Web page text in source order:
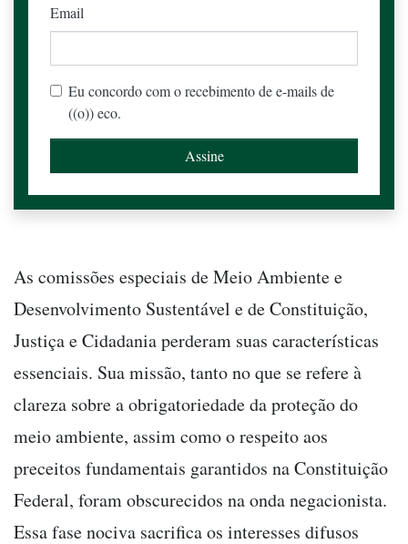
Email
Eu concordo com o recebimento de e-mails de
((o)) eco.
As comissões especiais de Meio Ambiente e
Desenvolvimento Sustentável e de Constituição,
Justiça e Cidadania perderam suas características
essenciais. Sua missão, tanto no que se refere à
clareza sobre a obrigatoriedade da proteção do
meio ambiente, assim como o respeito aos
preceitos fundamentais garantidos na Constituição
Federal, foram obscurecidos na onda negacionista.
Essa fase nociva sacrifica os interesses difusos